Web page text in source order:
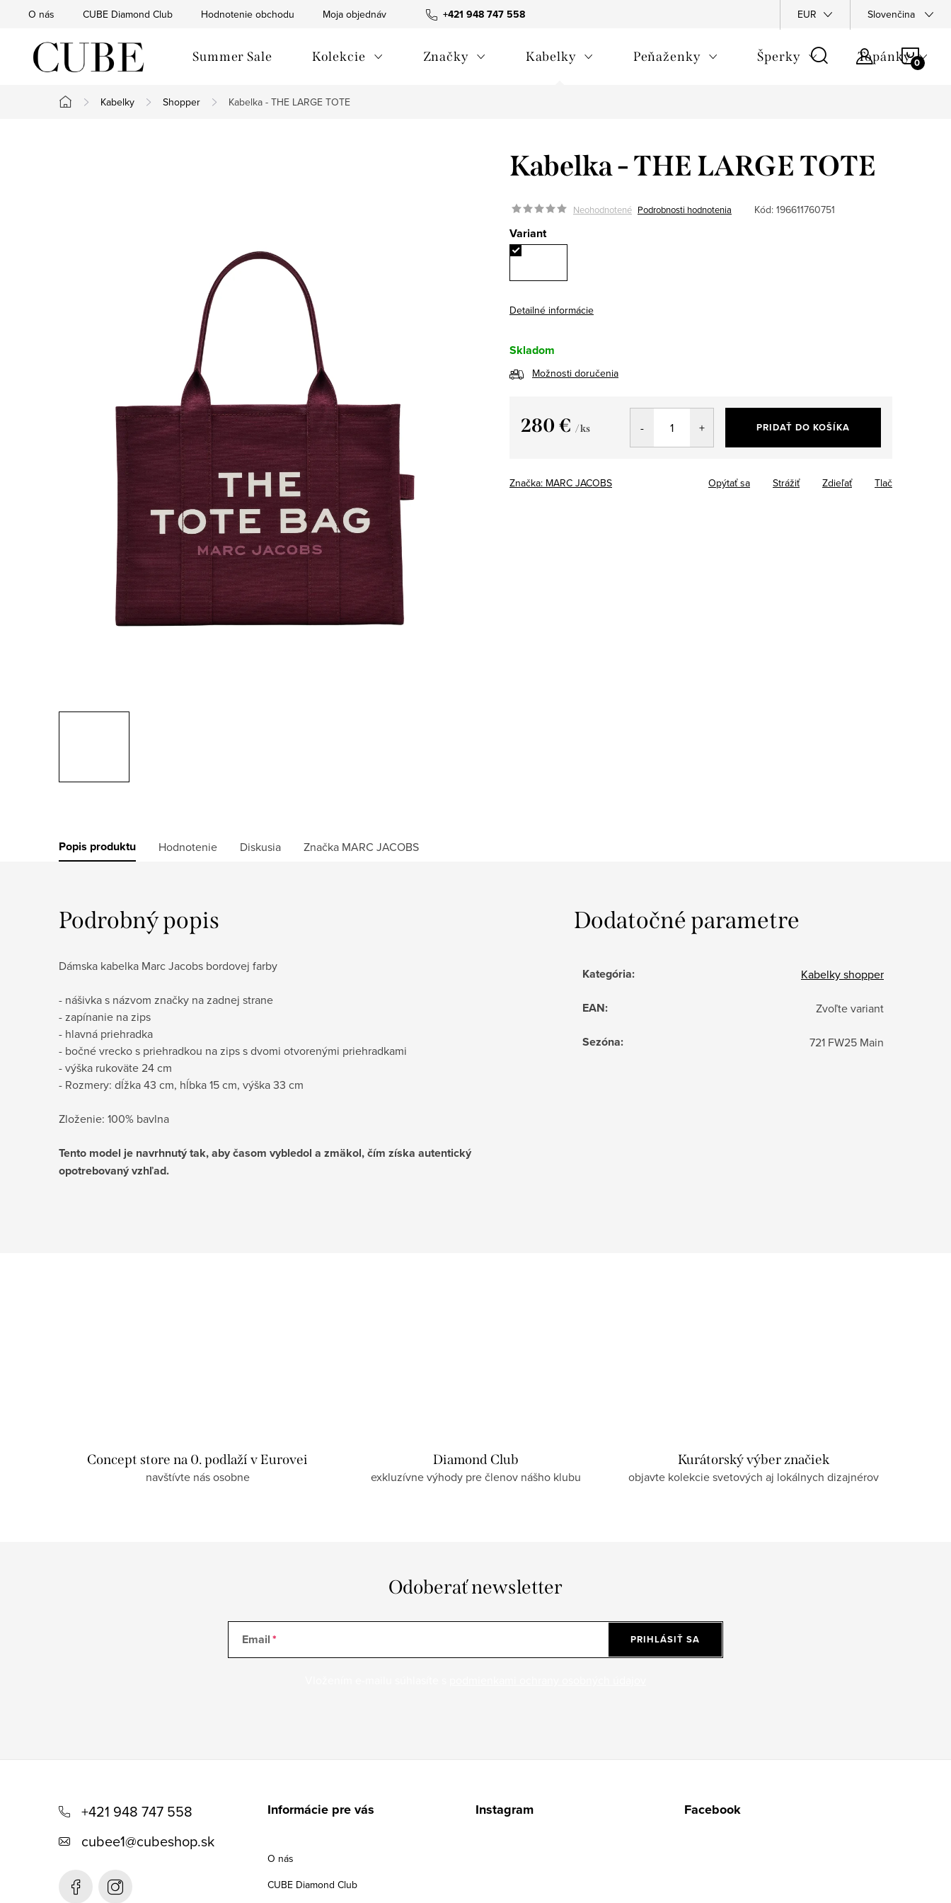
+421 948 747 558
O nás CUBE Diamond Club Hodnotenie obchodu Moja objednávka Všeobecné obchodné podmienky Podmienky ochrany osobných údajov
EUR Slovenčina
Summer Sale Kolekcie Značky Kabelky Peňaženky Šperky Topánky
Domov
Kabelky Shopper Kabelka - THE LARGE TOTE
Kabelka - THE LARGE TOTE
Neohodnotené Podrobnosti hodnotenia Kód: 196611760751
Variant
Detailné informácie
Skladom
Možnosti doručenia
280 € / ks PRIDAŤ DO KOŠÍKA
Značka: MARC JACOBS Tlač
Opýtať sa Strážiť Zdieľať
Popis produktu Hodnotenie Diskusia Značka MARC JACOBS
Podrobný popis
Dámska kabelka Marc Jacobs bordovej farby
- nášivka s názvom značky na zadnej strane
- zapínanie na zips
- hlavná priehradka
- bočné vrecko s priehradkou na zips s dvomi otvorenými priehradkami
- výška rukoväte 24 cm
- Rozmery: dĺžka 43 cm, hĺbka 15 cm, výška 33 cm
Zloženie: 100% bavlna
Tento model je navrhnutý tak, aby časom vybledol a zmäkol, čím získa autentický
opotrebovaný vzhľad.
Dodatočné parametre
Kategória: Kabelky shopper
EAN: Zvoľte variant
Sezóna: 721 FW25 Main
Concept store na 0. podlaží v Eurovei
navštívte nás osobne
Diamond Club
exkluzívne výhody pre členov nášho klubu
Kurátorský výber značiek
objavte kolekcie svetových aj lokálnych dizajnérov
Odoberať newsletter
Email PRIHLÁSIŤ SA
+421 948 747 558
cubee1@cubeshop.sk
Informácie pre vás
O nás
CUBE Diamond Club
Instagram Facebook